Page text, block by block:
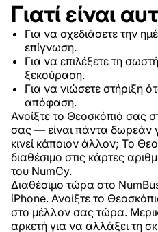
Γιατί είναι
Για να σχεδιάσετε την
επίγνωση.
Για να επιλέξετε τη
ξεκούραση.
Για να νιώσετε στήριξη
απόφαση.
Ανοίξτε το Θεοσκόπιό σας
σας — είναι πάντα δωρεάν
κινεί κάποιον άλλον; Το
διαθέσιμο στις κάρτες
του NumCy.
Διαθέσιμο τώρα στο
iPhone. Ανοίξτε το
στο μέλλον σας τώρα.
αρκετή για να αλλάξει τη